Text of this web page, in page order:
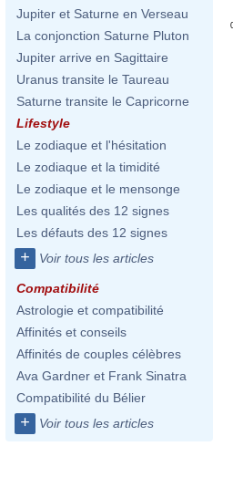
Jupiter et Saturne en Verseau
La conjonction Saturne Pluton
Jupiter arrive en Sagittaire
Uranus transite le Taureau
Saturne transite le Capricorne
Lifestyle
Le zodiaque et l'hésitation
Le zodiaque et la timidité
Le zodiaque et le mensonge
Les qualités des 12 signes
Les défauts des 12 signes
+ Voir tous les articles
Compatibilité
Astrologie et compatibilité
Affinités et conseils
Affinités de couples célèbres
Ava Gardner et Frank Sinatra
Compatibilité du Bélier
+ Voir tous les articles